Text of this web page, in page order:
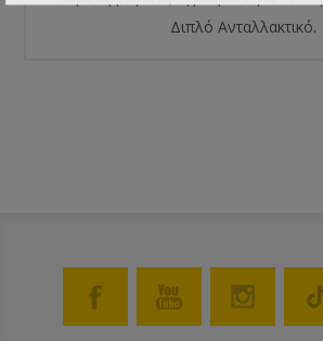
Διπλό Ανταλλακτικό.